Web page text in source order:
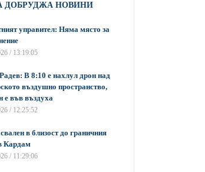
ДОБРУДЖА НОВИНИ
управител: Няма място за
/ 13:19:05
В 8:10 е нахлул дрон над
въздушно пространство,
е във въздуха
/ 12:25:52
в близост до граничния
Кардам
/ 11:29:06